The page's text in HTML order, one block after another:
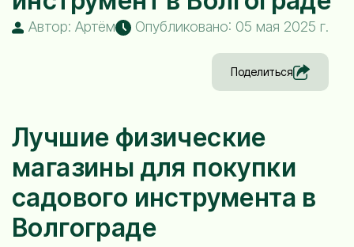
Автор: Артём Опубликовано: 05 мая 2025 г.
Поделиться
Лучшие физические
магазины для покупки
садового инструмента в
Волгограде